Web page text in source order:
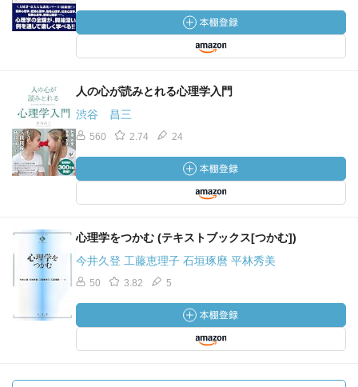
人の心が読みとれる心理学入門
渋谷 昌三
560 2.74 24
心理学をつかむ (テキストブックス[つかむ])
今井久登 工藤恵理子 石垣琢麿 平林秀美
50 3.82 5